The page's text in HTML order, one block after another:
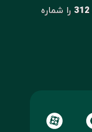
312 را شماره